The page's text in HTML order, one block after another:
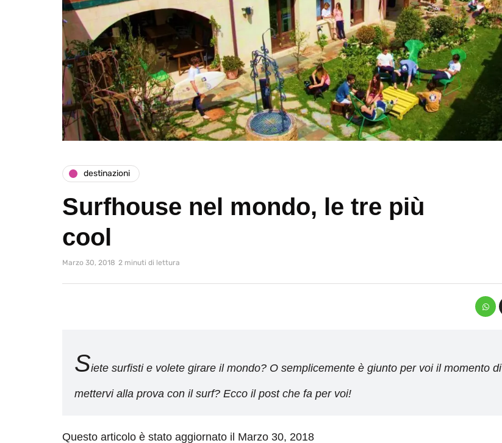
destinazioni
Surfhouse nel mondo, le tre più
cool
Marzo 30, 2018 2 minuti di lettura
Siete surfisti e volete girare il mondo? O semplicemente è giunto per voi il momento di
mettervi alla prova con il surf? Ecco il post che fa per voi!
Questo articolo è stato aggiornato il Marzo 30, 2018